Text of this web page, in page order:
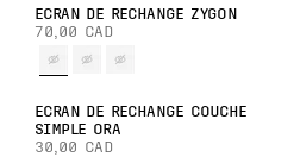
ÉCRAN DE RECHANGE ZYGON
70,00 CAD
ÉCRAN DE RECHANGE COUCHE
SIMPLE ORA
30,00 CAD